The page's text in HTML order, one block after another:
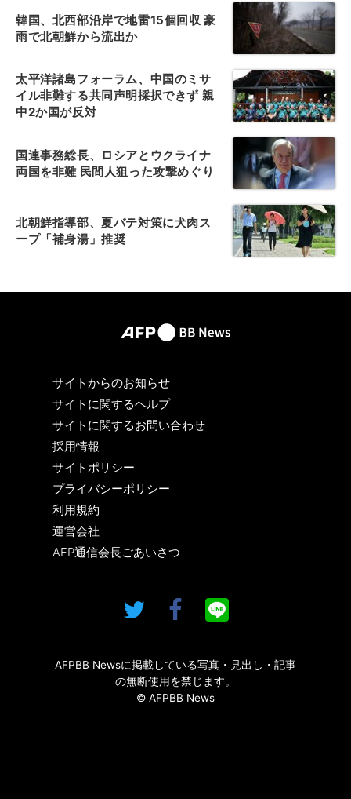
韓国、北西部沿岸で地雷15個回収 豪
雨で北朝鮮から流出か
太平洋諸島フォーラム、中国のミサ
イル非難する共同声明採択できず 親
中2か国が反対
国連事務総長、ロシアとウクライナ
両国を非難 民間人狙った攻撃めぐり
北朝鮮指導部、夏バテ対策に犬肉ス
ープ「補身湯」推奨
サイトからのお知らせ
サイトに関するヘルプ
サイトに関するお問い合わせ
採用情報
サイトポリシー
プライバシーポリシー
利用規約
運営会社
AFP通信会長ごあいさつ
AFPBB Newsに掲載している写真・見出し・記事
の無断使用を禁じます。
© AFPBB News